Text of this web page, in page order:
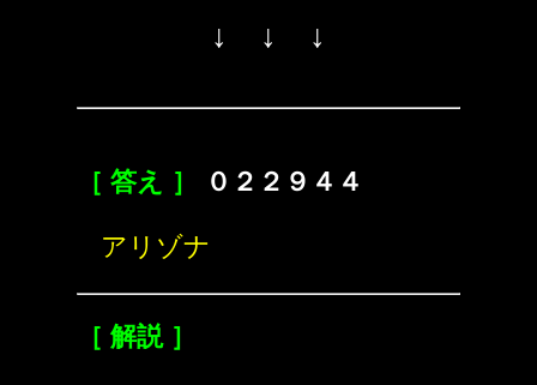
↓ ↓ ↓
［ 答え ］ ０２２９４４
アリゾナ
［ 解説 ］